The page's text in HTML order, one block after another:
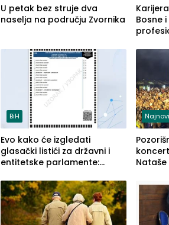
U petak bez struje dva
naselja na području Zvornika
Bosne
služba
BiH
Evo kako će izgledati
glasački listići za državni i
entitetske parlamente:
na njima
(FOTO)